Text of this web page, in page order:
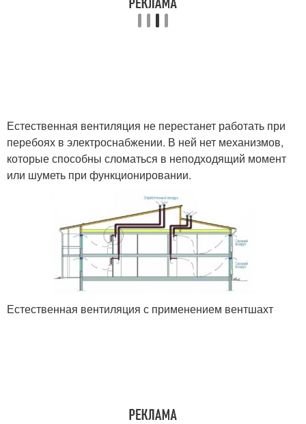
Естественная вентиляция не перестанет работать при
перебоях в электроснабжении. В ней нет механизмов,
которые способны сломаться в неподходящий момент
или шуметь при функционировании.
Естественная вентиляция с применением вентшахт